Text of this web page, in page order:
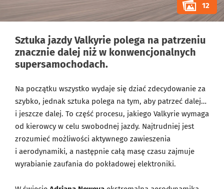
12
Sztuka jazdy Valkyrie polega na patrzeniu
znacznie dalej niż w konwencjonalnych
supersamochodach.
Na początku wszystko wydaje się dziać zdecydowanie za
szybko, jednak sztuka polega na tym, aby patrzeć dalej…
i jeszcze dalej. To część procesu, jakiego Valkyrie wymaga
od kierowcy w celu swobodnej jazdy. Najtrudniej jest
zrozumieć możliwości aktywnego zawieszenia
i aerodynamiki, a następnie całą masę czasu zajmuje
wyrabianie zaufania do pokładowej elektroniki.